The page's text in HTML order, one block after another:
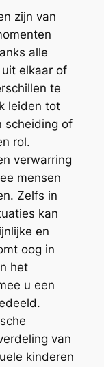
zijn van
alle
elkaar of
te
leiden tot
scheiding of
rol.
verwarring
mensen
Zelfs in
kan
en
oog in
het
u een
van
kinderen